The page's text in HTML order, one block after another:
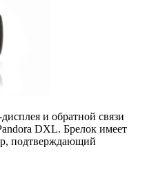
и обратной связи
DXL. Брелок имеет
подтверждающий